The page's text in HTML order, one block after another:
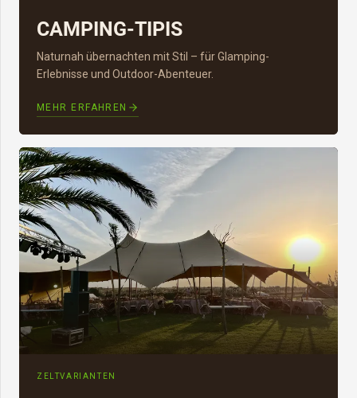
CAMPING-TIPIS
Naturnah übernachten mit Stil – für Glamping-
Erlebnisse und Outdoor-Abenteuer.
MEHR ERFAHREN
ZELTVARIANTEN